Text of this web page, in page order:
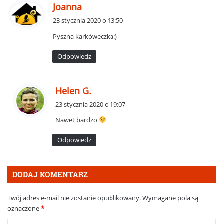
Joanna
z
e
:
23 stycznia 2020 o 13:50
Pyszna karkóweczka:)
Odpowiedz
Helen G.
z
e
:
23 stycznia 2020 o 19:07
Nawet bardzo
Odpowiedz
DODAJ KOMENTARZ
Twój adres e-mail nie zostanie opublikowany.Wymagane pola są
oznaczone*